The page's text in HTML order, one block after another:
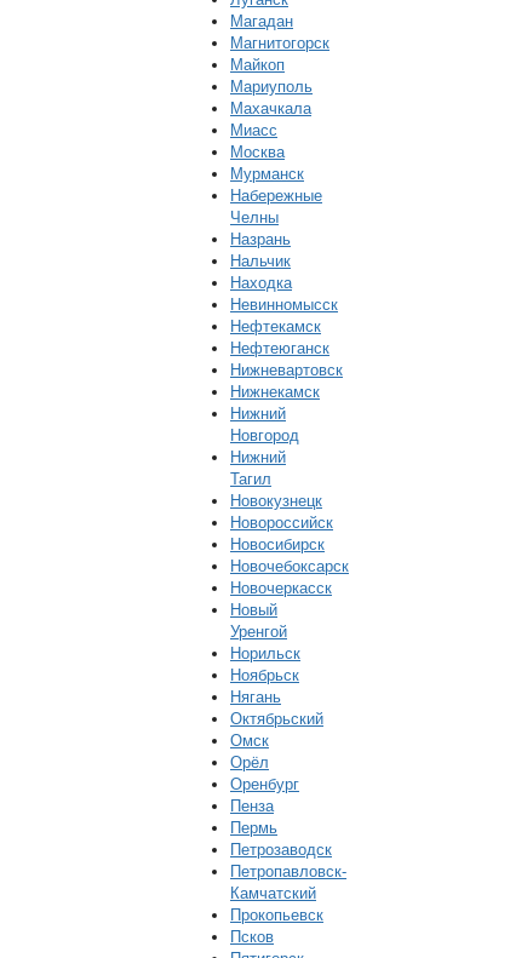
Магадан
Магнитогорск
Майкоп
Мариуполь
Махачкала
Миасс
Москва
Мурманск
Набережные
Челны
Назрань
Нальчик
Находка
Невинномысск
Нефтекамск
Нефтеюганск
Нижневартовск
Нижнекамск
Нижний
Новгород
Нижний
Тагил
Новокузнецк
Новороссийск
Новосибирск
Новочебоксарск
Новочеркасск
Новый
Уренгой
Норильск
Ноябрьск
Нягань
Октябрьский
Омск
Орёл
Оренбург
Пенза
Пермь
Петрозаводск
Петропавловск-
Камчатский
Прокопьевск
Псков